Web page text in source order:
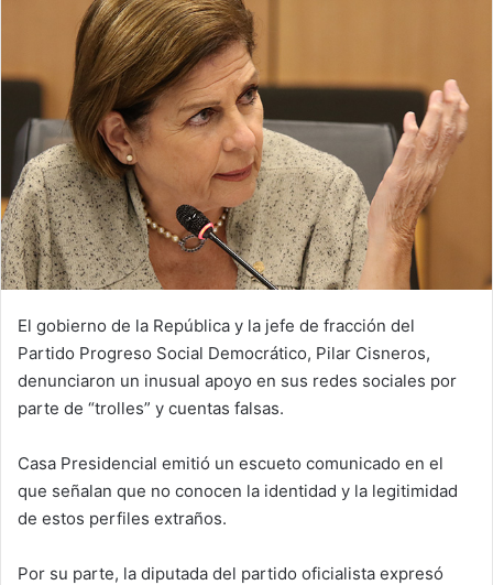
El gobierno de la República y la jefe de fracción del
Partido Progreso Social Democrático, Pilar Cisneros,
denunciaron un inusual apoyo en sus redes sociales por
parte de “trolles” y cuentas falsas.
Casa Presidencial emitió un escueto comunicado en el
que señalan que no conocen la identidad y la legitimidad
de estos perfiles extraños.
Por su parte, la diputada del partido oficialista expresó